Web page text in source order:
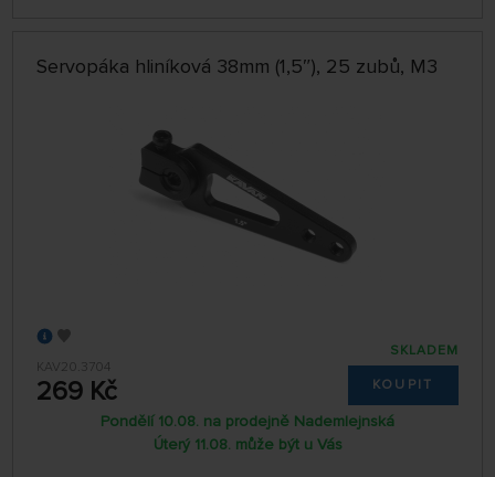
Servopáka hliníková 38mm (1,5″), 25 zubů, M3
KAV20.3704
269 Kč
SKLADEM
KOUPIT
Pondělí 10.08. na prodejně Nademlejnská
Úterý 11.08. může být u Vás